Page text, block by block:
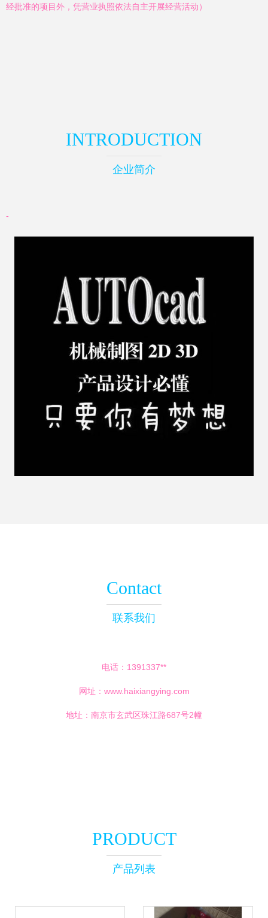
经批准的项目外，凭营业执照依法自主开展经营活动）
INTRODUCTION
企业简介
-
Contact
联系我们
电话：1391337**
网址： www.haixiangying.com
地址：南京市玄武区珠江路687号2幢
PRODUCT
产品列表